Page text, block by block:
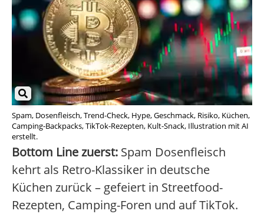
Spam, Dosenfleisch, Trend-Check, Hype, Geschmack, Risiko, Küchen,
Camping-Backpacks, TikTok-Rezepten, Kult-Snack, Illustration mit AI
erstellt.
Bottom Line zuerst: Spam Dosenfleisch
kehrt als Retro-Klassiker in deutsche
Küchen zurück – gefeiert in Streetfood-
Rezepten, Camping-Foren und auf TikTok.